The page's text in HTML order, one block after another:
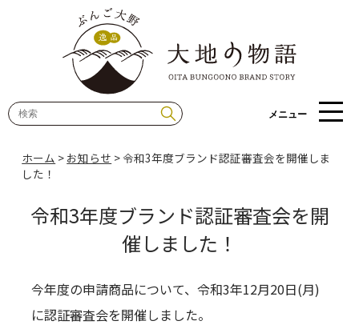
メニュー
ホーム > お知らせ > 令和3年度ブランド認証審査会を開催しま
した！
令和3年度ブランド認証審査会を開
催しました！
今年度の申請商品について、令和3年12月20日(月)
に認証審査会を開催しました。